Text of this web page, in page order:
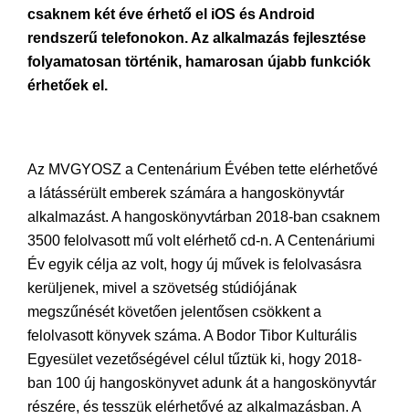
csaknem két éve érhető el iOS és Android
rendszerű telefonokon. Az alkalmazás fejlesztése
folyamatosan történik, hamarosan újabb funkciók
érhetőek el.
Az MVGYOSZ a Centenárium Évében tette elérhetővé
a látássérült emberek számára a hangoskönyvtár
alkalmazást. A hangoskönyvtárban 2018-ban csaknem
3500 felolvasott mű volt elérhető cd-n. A Centenáriumi
Év egyik célja az volt, hogy új művek is felolvasásra
kerüljenek, mivel a szövetség stúdiójának
megszűnését követően jelentősen csökkent a
felolvasott könyvek száma. A Bodor Tibor Kulturális
Egyesület vezetőségével célul tűztük ki, hogy 2018-
ban 100 új hangoskönyvet adunk át a hangoskönyvtár
részére, és tesszük elérhetővé az alkalmazásban. A